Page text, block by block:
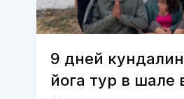
9 дней
йога тур в шале